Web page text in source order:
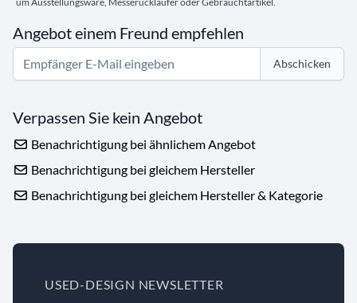
Angebot einem Freund empfehlen
Abschicken
Verpassen Sie kein Angebot
Benachrichtigung bei ähnlichem Angebot
Benachrichtigung bei gleichem Hersteller
Benachrichtigung bei gleichem Hersteller & Kategorie
USED-DESIGN NEWSLETTER